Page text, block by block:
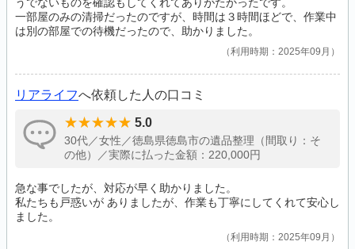
一部屋のみの清掃だったのですが、時間は３時間ほどで、作業中
は別の部屋での待機だったので、助かりました。
利用時期：2025年09月
リアライフへ依頼した人の口コミ
5.0
30代／女性／徳島県徳島市の遺品整理（間取り：そ
の他）／実際に払った金額：220,000円
急な事でしたが、対応が早く助かりました。
私たちも戸惑いが ありましたが、作業も丁寧にしてくれて安心し
ました。
利用時期：2025年09月